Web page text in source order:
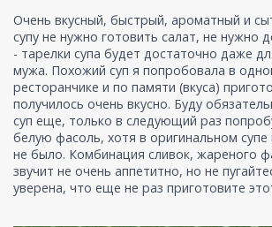
Очень вкусный, быстрый, ароматный и
супу не нужно готовить салат, не нужно
- тарелки супа будет достаточно даже
мужа. Похожий суп я попробовала в
ресторанчике и по памяти (вкуса)
получилось очень вкусно. Буду
суп еще, только в следующий раз
белую фасоль, хотя в оригинальном супе
не было. Комбинация сливок, жареного
звучит не очень аппетитно, но не
уверена, что еще не раз приготовите